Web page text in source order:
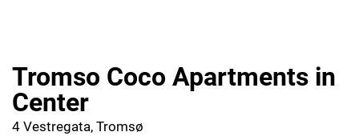
Tromso Coco Apartments in
Center
4 Vestregata, Tromsø